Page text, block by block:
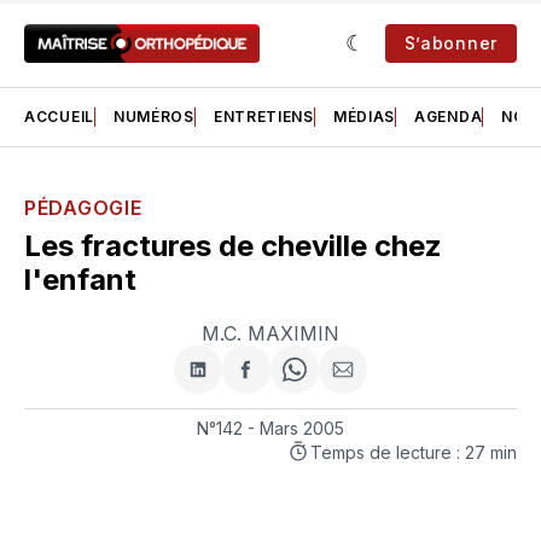
S’abonner
ACCUEIL NUMÉROS ENTRETIENS MÉDIAS AGENDA NOS
PÉDAGOGIE
Les fractures de cheville chez
l'enfant
M.C. MAXIMIN
Partager
sur
LinkedIn
Partager
sur
Facebook
Share
on
WhatsApp
Partager
par
courriel
N°142 - Mars 2005
Temps de lecture : 27 min